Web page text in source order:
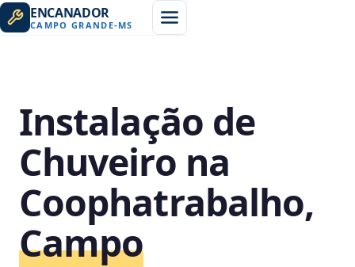
ENCANADOR
CAMPO GRANDE-MS
Instalação de
Chuveiro na
Coophatrabalho,
Campo